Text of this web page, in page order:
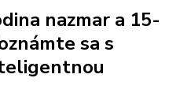
nazmar a 15-
sa s